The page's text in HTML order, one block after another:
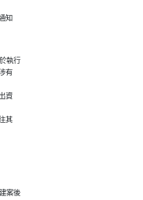
知
執行
有
資
其
案後